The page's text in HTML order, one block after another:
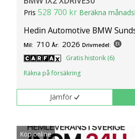
klickar du på Anpassa. Du kan
Pris528 700 kr Beräkna
Hedin Automotive BMW
Mil: 710 År: 2026 Drivmedel:
Gratis historik (6)
Räkna på försäkring
Jämför
Köp online